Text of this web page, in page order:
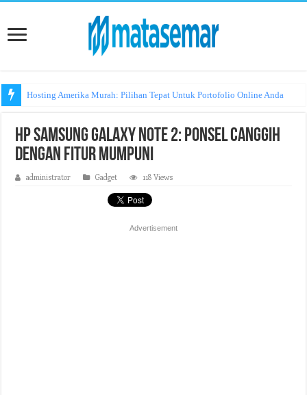
Hosting Amerika Murah: Pilihan Tepat Untuk Portofolio Online Anda
Hp Samsung Galaxy Note 2: Ponsel Canggih
dengan Fitur Mumpuni
administrator Gadget 118 Views
Advertisement